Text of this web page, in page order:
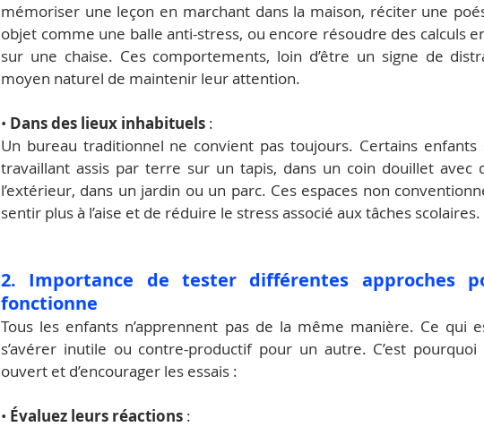
mémoriser une leçon en marchant dans la maison, réciter une
objet comme une balle anti-stress, ou encore résoudre des calculs
sur une chaise. Ces comportements, loin d’être un signe de
moyen naturel de maintenir leur attention.
• Dans des lieux inhabituels :
Un bureau traditionnel ne convient pas toujours. Certains
travaillant assis par terre sur un tapis, dans un coin douillet avec
l’extérieur, dans un jardin ou un parc. Ces espaces non
sentir plus à l’aise et de réduire le stress associé aux tâches scolaires.
2. Importance de tester différentes approches
fonctionne
Tous les enfants n’apprennent pas de la même manière. Ce qui
s’avérer inutile ou contre-productif pour un autre. C’est
ouvert et d’encourager les essais :
• Évaluez leurs réactions :